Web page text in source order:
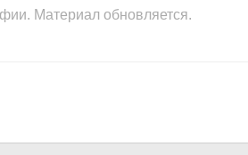
Материал обновляется.